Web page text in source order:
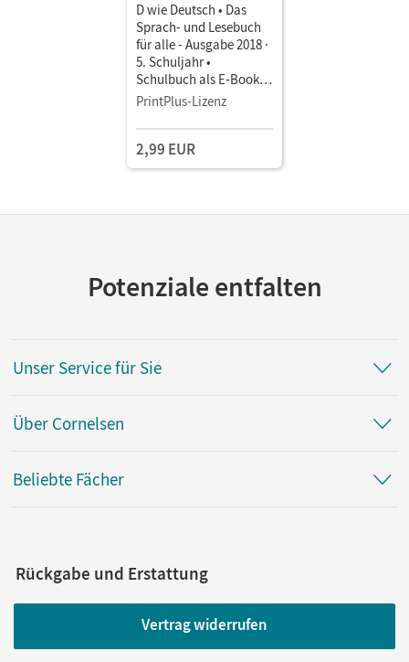
D wie Deutsch • Das
Sprach- und Lesebuch
für alle - Ausgabe 2018 ·
5. Schuljahr •
Schulbuch als E-Book
Mit Medien
PrintPlus-Lizenz
2,99 EUR
Potenziale entfalten
Unser Service für Sie
Über Cornelsen
Beliebte Fächer
Rückgabe und Erstattung
Vertrag widerrufen